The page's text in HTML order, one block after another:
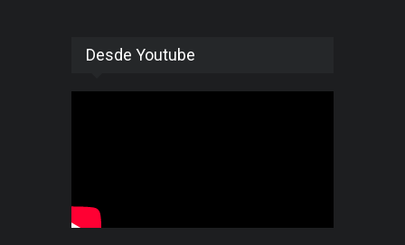
Desde Youtube